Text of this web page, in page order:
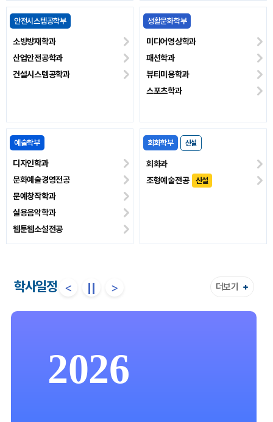
경찰탐정교정학부
경찰학과
탐정학과
범죄교정전공
상담심리학부
상담심리학과
응용상담학과
복지학부
사회복지학과
아동학과
보건의료행정전공
노인복지전공
반려동물학과
국제학부
영어학과
국제학과[일본·중국]
학사일정 더보기 +
< >
2026